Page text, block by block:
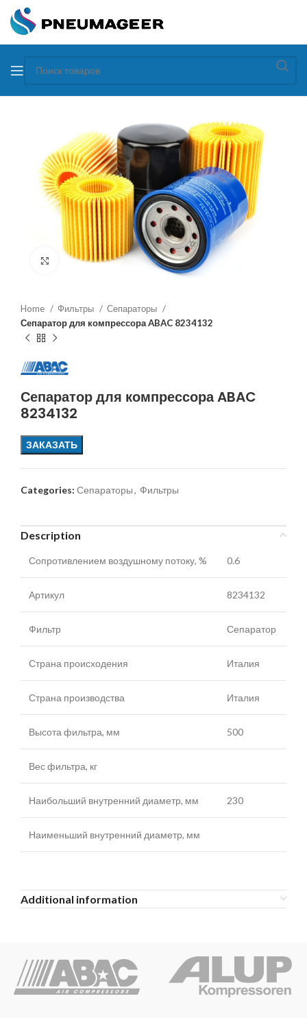
Увеличить
Home Фильтры
Сепараторы
Сепаратор для компрессора ABAC 8234132
Сепаратор для компрессора ABAC
8234132
ЗАКАЗАТЬ
Categories: Сепараторы, Фильтры
Description
Сопротивлением воздушному потоку, % 0.6
Артикул 8234132
Фильтр Сепаратор
Страна происходения Италия
Страна производства Италия
Высота фильтра, мм 500
Вес фильтра, кг
Наибольший внутренний диаметр, мм 230
Наименьший внутренний диаметр, мм
Additional information